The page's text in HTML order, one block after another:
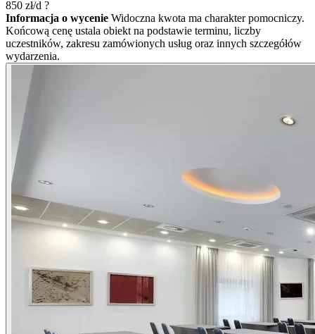
850 zł/d ?
Informacja o wycenie Widoczna kwota ma charakter pomocniczy.
Końcową cenę ustala obiekt na podstawie terminu, liczby
uczestników, zakresu zamówionych usług oraz innych szczegółów
wydarzenia.